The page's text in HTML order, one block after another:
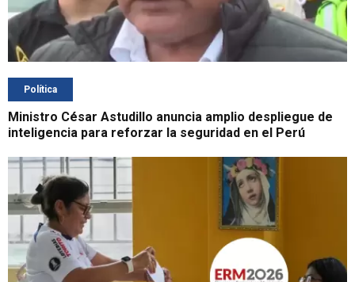
Política
Ministro César Astudillo anuncia amplio despliegue de
inteligencia para reforzar la seguridad en el Perú